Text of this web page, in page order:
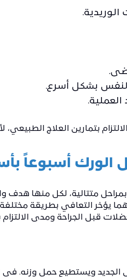
النفس بشكل أسرع.
بتمارين العلاج
الورك أسبوعاً
متتالية، لكل منها
يؤخر التعافي بطريقة
قبل الجراحة ومدى الالتزام
ويستطيع حمل وزنه. في